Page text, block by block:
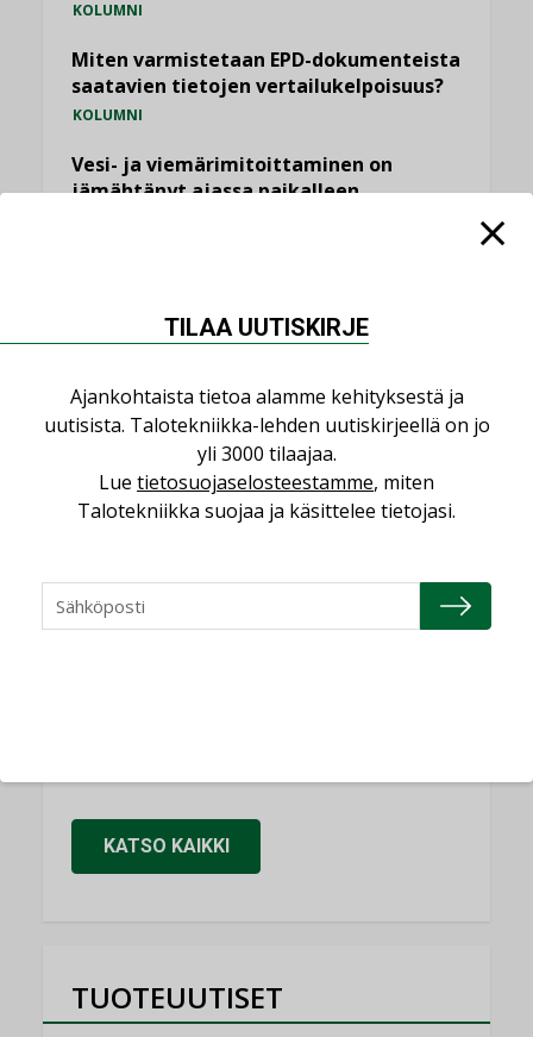
KOLUMNI
Miten varmistetaan EPD-dokumenteista
saatavien tietojen vertailukelpoisuus?
KOLUMNI
Vesi- ja viemärimitoittaminen on
jämähtänyt ajassa paikalleen
NIMITYKSET
Consti
Refair
NIMITYKSET
KATSO KAIKKI
TUOTEUUTISET
TILAA UUTISKIRJE
Ajankohtaista tietoa alamme kehityksestä ja
uutisista. Talotekniikka-lehden uutiskirjeellä on jo
yli 3000 tilaajaa.
Lue tietosuojaselosteestamme, miten
Talotekniikka suojaa ja käsittelee tietojasi.